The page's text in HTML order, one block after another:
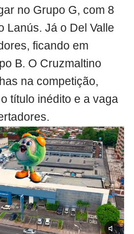
no Grupo G, com 8
Lanús. Já o Del Valle
ficando em
B. O Cruzmaltino
na competição,
título inédito e a vaga